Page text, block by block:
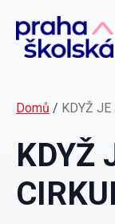
Domů / KDYŽ JE
KDYŽ